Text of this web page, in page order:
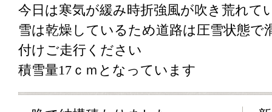
今日は寒気が緩み時折強風が吹き荒れて
雪は乾燥しているため道路は圧雪状態
付けご走行ください
積雪量17ｃｍとなっています